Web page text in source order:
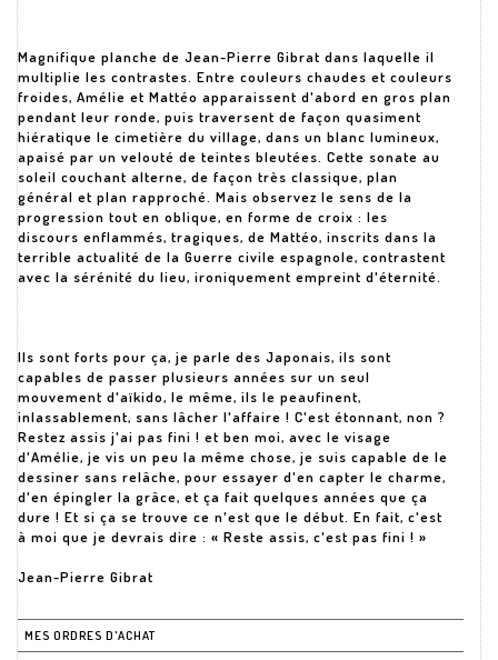
Magnifique planche de Jean-Pierre Gibrat dans laquelle il
multiplie les contrastes. Entre couleurs chaudes et couleurs
froides, Amélie et Mattéo apparaissent d'abord en gros plan
pendant leur ronde, puis traversent de façon quasiment
hiératique le cimetière du village, dans un blanc lumineux,
apaisé par un velouté de teintes bleutées. Cette sonate au
soleil couchant alterne, de façon très classique, plan
général et plan rapproché. Mais observez le sens de la
progression tout en oblique, en forme de croix : les
discours enflammés, tragiques, de Mattéo, inscrits dans la
terrible actualité de la Guerre civile espagnole, contrastent
avec la sérénité du lieu, ironiquement empreint d'éternité.
Ils sont forts pour ça, je parle des Japonais, ils sont
capables de passer plusieurs années sur un seul
mouvement d'aïkido, le même, ils le peaufinent,
inlassablement, sans lâcher l'affaire ! C'est étonnant, non ?
Restez assis j'ai pas fini ! et ben moi, avec le visage
d'Amélie, je vis un peu la même chose, je suis capable de le
dessiner sans relâche, pour essayer d'en capter le charme,
d'en épingler la grâce, et ça fait quelques années que ça
dure ! Et si ça se trouve ce n'est que le début. En fait, c'est
à moi que je devrais dire : « Reste assis, c'est pas fini ! »
Jean-Pierre Gibrat
MES ORDRES D'ACHAT